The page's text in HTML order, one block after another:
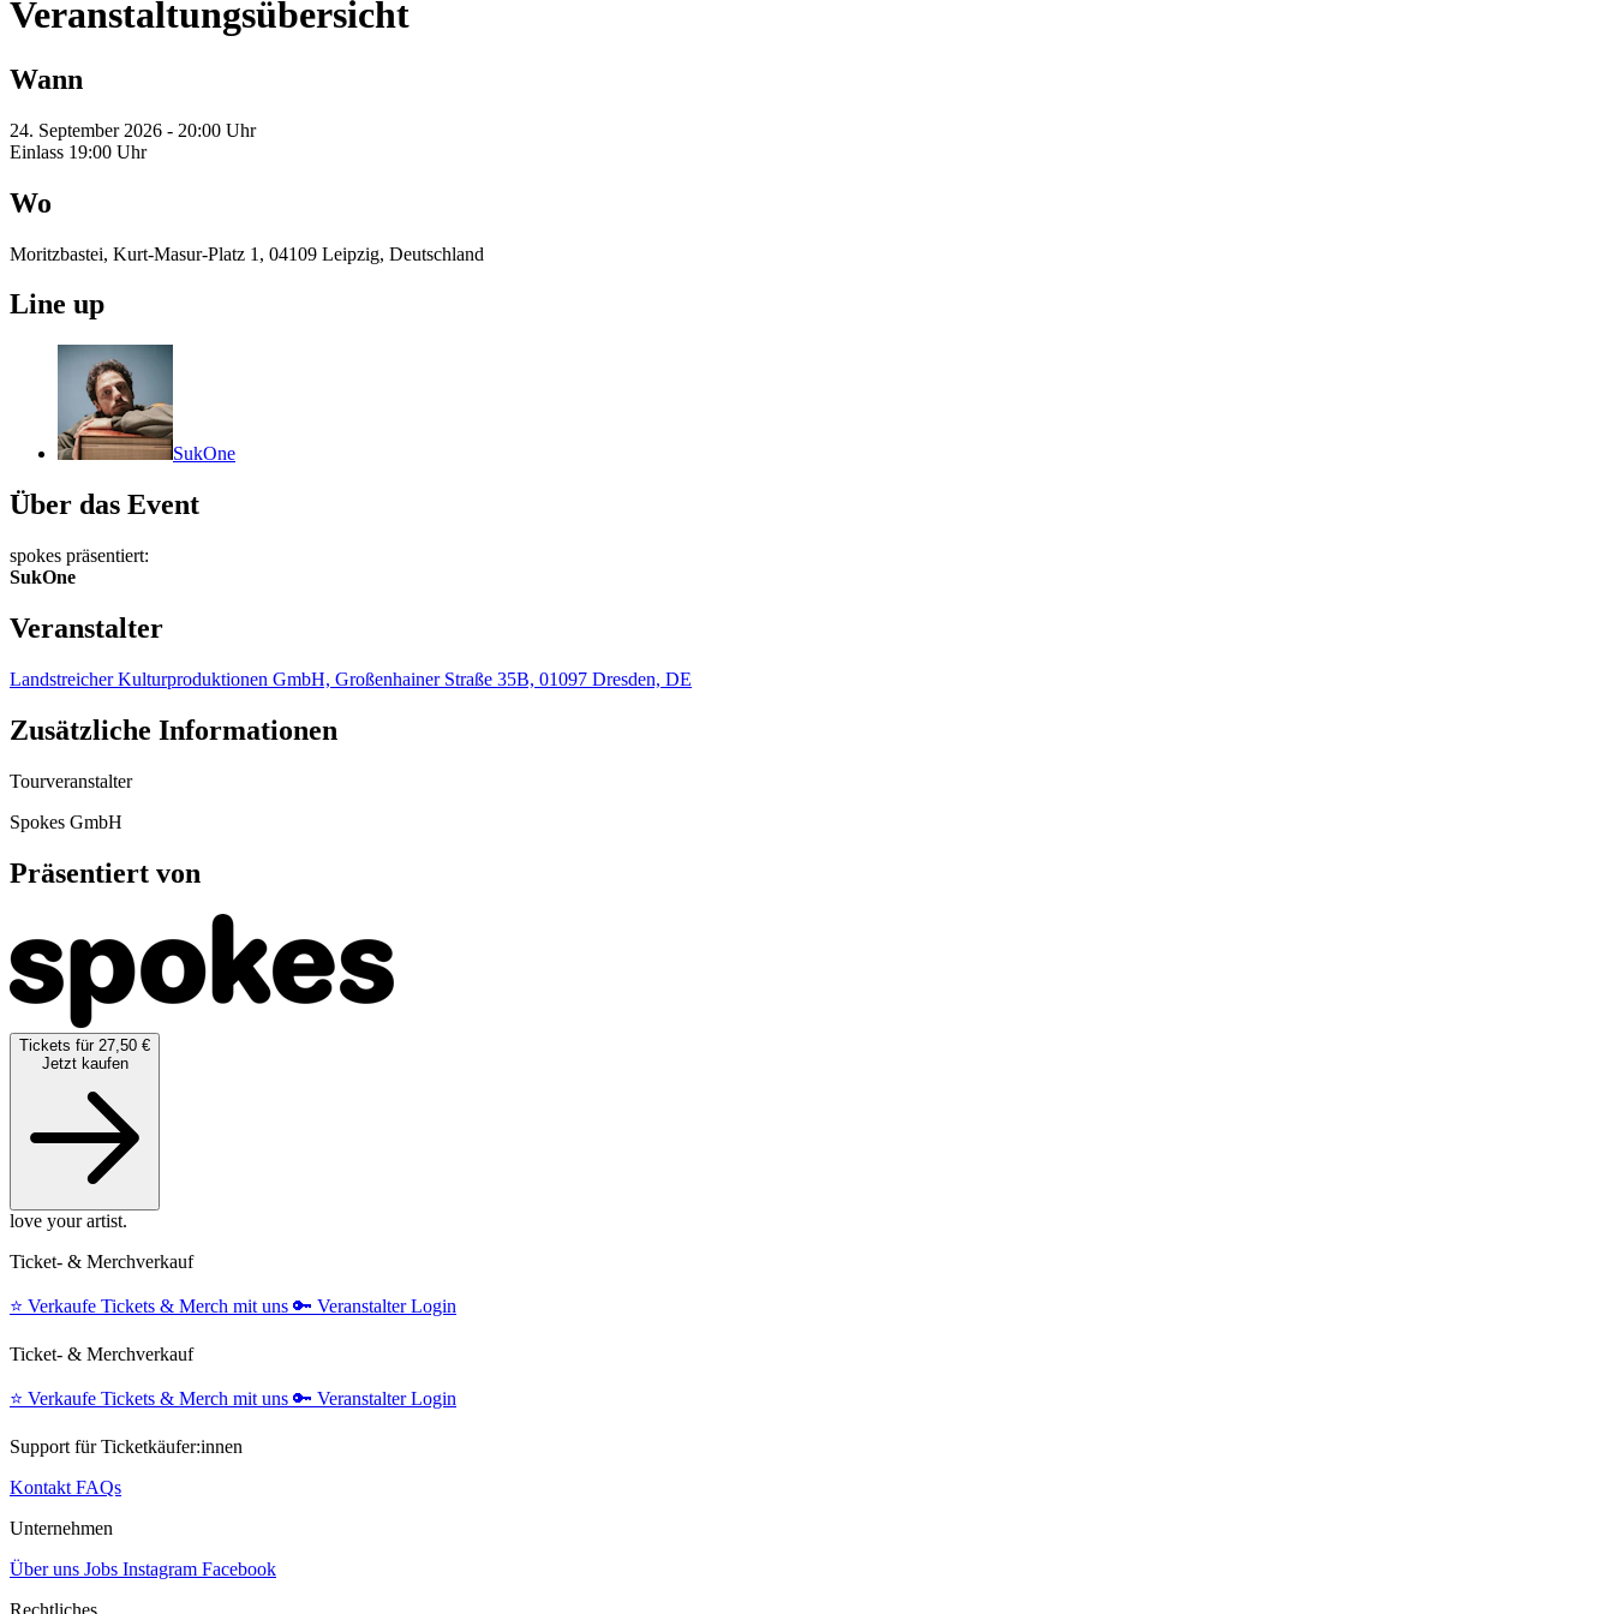
Veranstaltungsübersicht
Wann
24. September 2026 - 20:00 Uhr
Einlass 19:00 Uhr
Wo
Moritzbastei, Kurt-Masur-Platz 1, 04109 Leipzig, Deutschland
Line up
SukOne
Über das Event
spokes präsentiert:
SukOne
Veranstalter
Landstreicher Kulturproduktionen GmbH, Großenhainer Straße 35B, 01097 Dresden, DE
Zusätzliche Informationen
Tourveranstalter
Spokes GmbH
Präsentiert von
Tickets für 27,50 €
Jetzt kaufen
love your artist.
Ticket- & Merchverkauf
⭐️ Verkaufe Tickets & Merch mit uns 🔑 Veranstalter Login
Ticket- & Merchverkauf
⭐️ Verkaufe Tickets & Merch mit uns 🔑 Veranstalter Login
Support für Ticketkäufer:innen
Kontakt FAQs
Unternehmen
Über uns Jobs Instagram Facebook
Rechtliches